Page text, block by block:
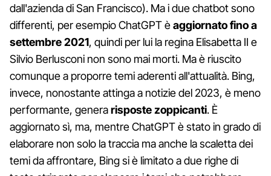
dall'azienda di San Francisco). Ma i due chatbot sono
differenti, per esempio ChatGPT èaggiornato fino a
settembre 2021, quindi per lui la regina Elisabetta II e
Silvio Berlusconi non sono mai morti. Ma è riuscito
comunque a proporre temi aderenti all'attualità. Bing,
invece, nonostante attinga a notizie del 2023, è meno
performante, generarisposte zoppicanti. È
aggiornato sì, ma, mentre ChatGPT è stato in grado di
elaborare non solo la traccia ma anche la scaletta dei
temi da affrontare, Bing si è limitato a due righe di